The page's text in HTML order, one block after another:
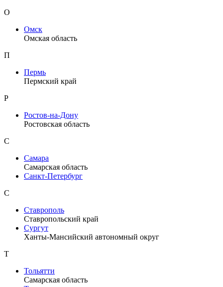
О
Омск
Омская область
П
Пермь
Пермский край
Р
Ростов-на-Дону
Ростовская область
С
Самара
Самарская область
Санкт-Петербург
С
Ставрополь
Ставропольский край
Сургут
Ханты-Мансийский автономный округ
Т
Тольятти
Самарская область